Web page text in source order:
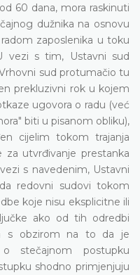
60 dana, mora raskinuti
dužnika na osnovu
zaposlenika u toku
vezi s tim, Ustavni sud
sud protumačio tu
prekluzivni rok u kojem
ugovora o radu (već
biti u pisanom obliku),
cijelim tokom trajanja
utvrđivanje prestanka
s navedenim, Ustavni
redovni sudovi tokom
koje nisu eksplicitne ili
ako od tih odredbi
s obzirom na to da je
stečajnom postupku
shodno primjenjuju